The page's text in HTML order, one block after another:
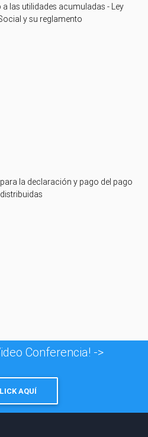
las utilidades acumuladas - Ley
y su reglamento
la declaración y pago del pago
Conferencia! ->
AQUÍ